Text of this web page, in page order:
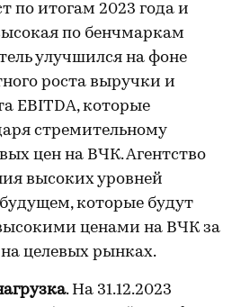
по итогам 2023 года и
по бенчмаркам
улучшился на фоне
роста выручки и
EBITDA, которые
стремительному
цен на ВЧК. Агентство
высоких уровней
которые будут
ценами на ВЧК за
на целевых рынках.
. На 31.12.2023